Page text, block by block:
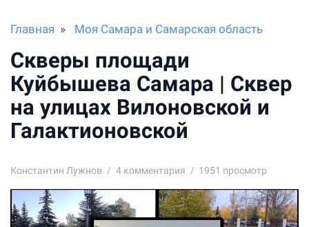
Главная Моя Самара и Самарская область
Скверы площади
Куйбышева Самара | Сквер
на улицах Вилоновской и
Галактионовской
Константин Лужнов 4комментария 1951 просмотр